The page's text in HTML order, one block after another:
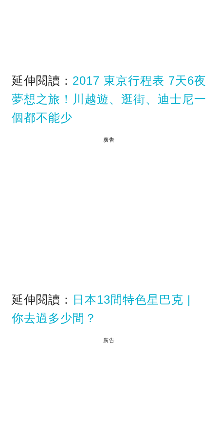
延伸閱讀： 2017 東京行程表 7天6夜
夢想之旅！川越遊、逛街、迪士尼一
個都不能少
廣告
延伸閱讀： 日本13間特色星巴克 |
你去過多少間？
廣告